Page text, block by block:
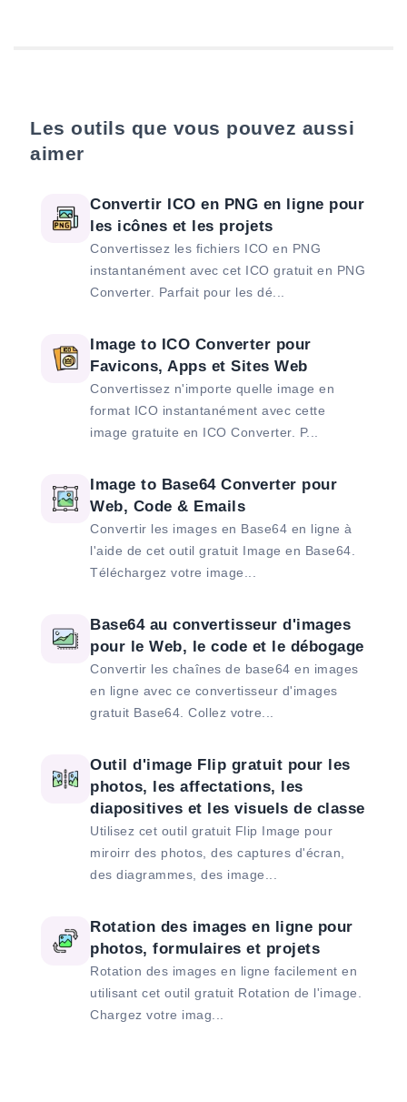
Les outils que vous pouvez aussi
aimer
Convertir ICO en PNG en ligne pour
les icônes et les projets
Convertissez les fichiers ICO en PNG
instantanément avec cet ICO gratuit en PNG
Converter. Parfait pour les dé...
Image to ICO Converter pour
Favicons, Apps et Sites Web
Convertissez n'importe quelle image en
format ICO instantanément avec cette
image gratuite en ICO Converter. P...
Image to Base64 Converter pour
Web, Code & Emails
Convertir les images en Base64 en ligne à
l'aide de cet outil gratuit Image en Base64.
Téléchargez votre image...
Base64 au convertisseur d'images
pour le Web, le code et le débogage
Convertir les chaînes de base64 en images
en ligne avec ce convertisseur d'images
gratuit Base64. Collez votre...
Outil d'image Flip gratuit pour les
photos, les affectations, les
diapositives et les visuels de classe
Utilisez cet outil gratuit Flip Image pour
miroirr des photos, des captures d'écran,
des diagrammes, des image...
Rotation des images en ligne pour
photos, formulaires et projets
Rotation des images en ligne facilement en
utilisant cet outil gratuit Rotation de l'image.
Chargez votre imag...